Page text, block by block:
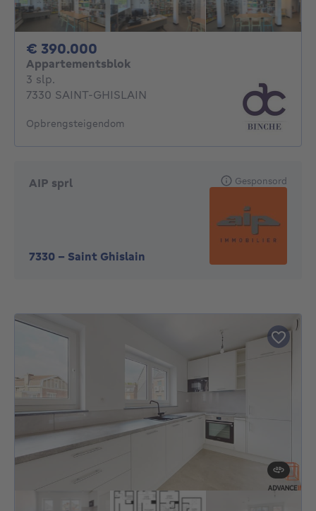
€ 390.000
Appartementsblok
3 slp.
7330 SAINT-GHISLAIN
Opbrengsteigendom
AIP sprl
7330 - Saint Ghislain
Gesponsord